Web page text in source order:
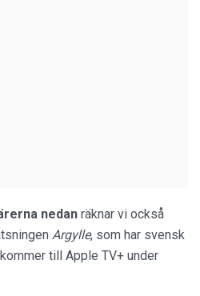
nedan räknar vi också
Argylle, som har svensk
till Apple TV+ under